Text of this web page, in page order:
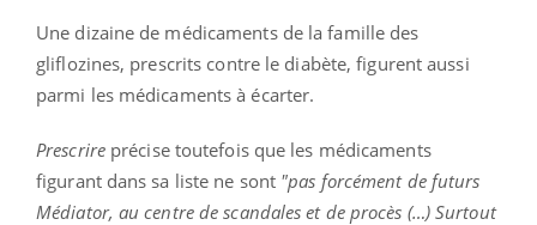
Une dizaine de médicaments de la famille des
gliflozines, prescrits contre le diabète, figurent aussi
parmi les médicaments à écarter.
Prescrireprécise toutefois que les médicaments
figurant dans sa liste ne sont "pas forcément de futurs
Médiator, au centre de scandales et de procès (…) Surtout